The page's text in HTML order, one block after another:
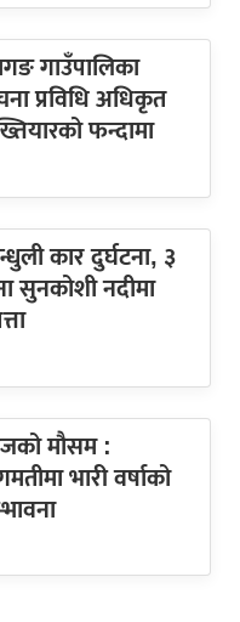
गाउँपालिका
प्रविधि अधिकृत
फन्दामा
कार दुर्घटना, ३
सुनकोशी नदीमा
मौसम :
भारी वर्षाको